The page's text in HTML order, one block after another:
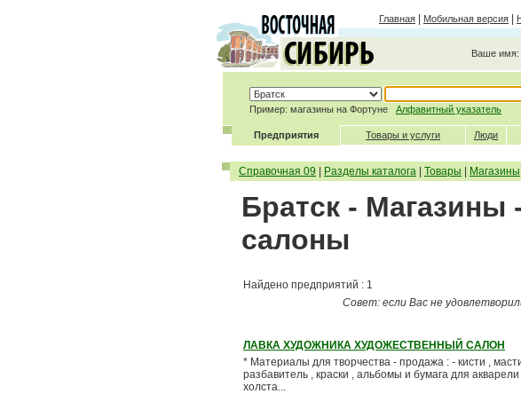
Главная Мобильная версия
Ваше имя:
Пример: магазины на Фортуне Алфавитный указатель
Предприятия Товары и услуги Люди
Справочная 09 Разделы каталога Товары Магазины
Братск - Магазины
салоны
Найдено предприятий : 1
Совет: если Вас не
ЛАВКА ХУДОЖНИКА ХУДОЖЕСТВЕННЫЙ САЛОН
* Материалы для творчества - продажа : - кисти ,
разбавитель , краски , альбомы и бумага для
холста...